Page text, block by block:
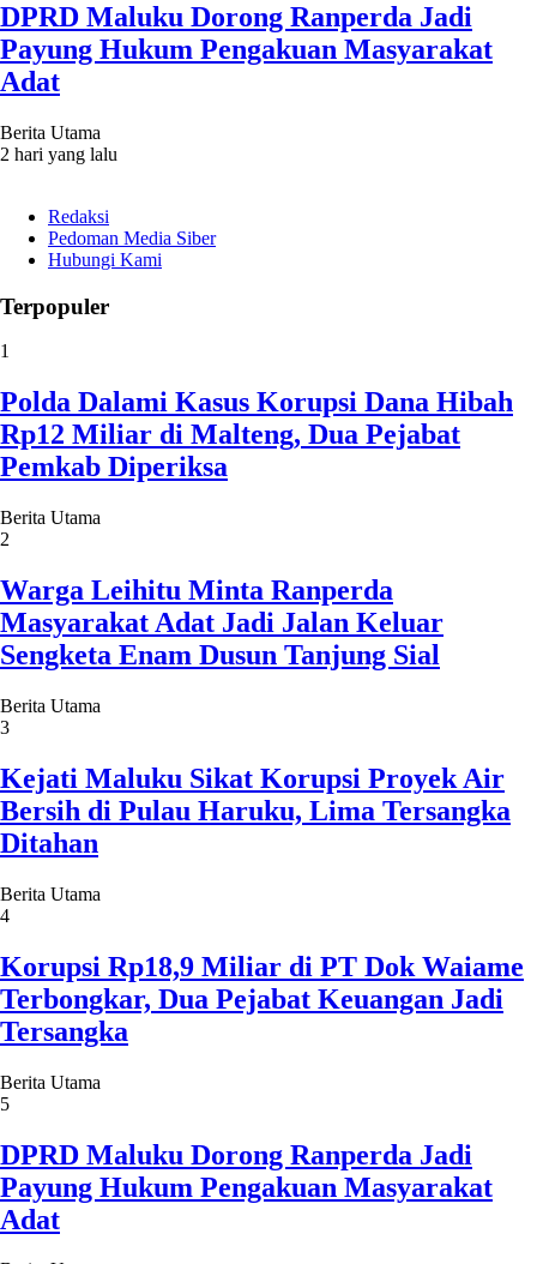
DPRD Maluku Dorong Ranperda Jadi
Payung Hukum Pengakuan Masyarakat
Adat
Berita Utama
2 hari yang lalu
Redaksi
Pedoman Media Siber
Hubungi Kami
Terpopuler
1
Polda Dalami Kasus Korupsi Dana Hibah
Rp12 Miliar di Malteng, Dua Pejabat
Pemkab Diperiksa
Berita Utama
2
Warga Leihitu Minta Ranperda
Masyarakat Adat Jadi Jalan Keluar
Sengketa Enam Dusun Tanjung Sial
Berita Utama
3
Kejati Maluku Sikat Korupsi Proyek Air
Bersih di Pulau Haruku, Lima Tersangka
Ditahan
Berita Utama
4
Korupsi Rp18,9 Miliar di PT Dok Waiame
Terbongkar, Dua Pejabat Keuangan Jadi
Tersangka
Berita Utama
5
DPRD Maluku Dorong Ranperda Jadi
Payung Hukum Pengakuan Masyarakat
Adat